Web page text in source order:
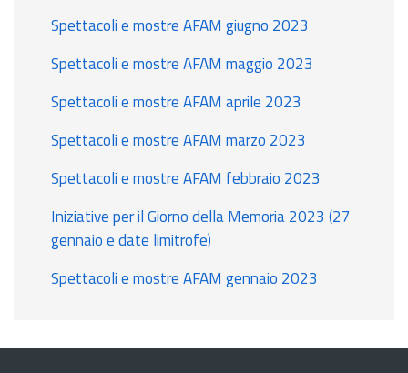
Spettacoli e mostre AFAM giugno 2023
Spettacoli e mostre AFAM maggio 2023
Spettacoli e mostre AFAM aprile 2023
Spettacoli e mostre AFAM marzo 2023
Spettacoli e mostre AFAM febbraio 2023
Iniziative per il Giorno della Memoria 2023 (27
gennaio e date limitrofe)
Spettacoli e mostre AFAM gennaio 2023